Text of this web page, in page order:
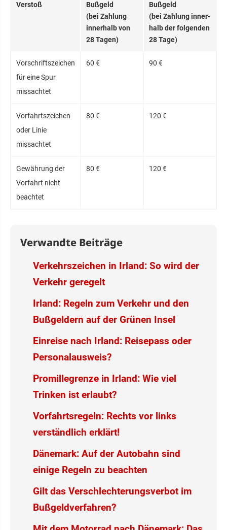
Verstoß
Bußgeld
(bei Zahlung
inner­halb von
28 Tagen)
Bußgeld
(bei Zahlung inner­
halb der folgenden
28 Tage)
Vorschriftszeichen
für eine Spur
missachtet
60 € 90 €
Vorfahrtszeichen
oder Linie
missachtet
80 € 120 €
Gewährung der
Vorfahrt nicht
beachtet
80 € 120 €
Verwandte Beiträge
Verkehrszeichen in Irland: So wird der
Verkehr geregelt
Irland: Regeln zum Verkehr und den
Bußgeldern auf der Grünen Insel
Einreise nach Irland: Reisepass oder
Personalausweis?
Promillegrenze in Irland: Wie viel
Trinken ist erlaubt?
Vorfahrtsregeln: Rechts vor links
verständlich erklärt!
Dänemark: Auf der Autobahn sind
einige Regeln zu beachten
Gilt das Verschlechterungsverbot im
Bußgeldverfahren?